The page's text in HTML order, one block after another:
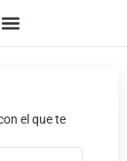
el que te